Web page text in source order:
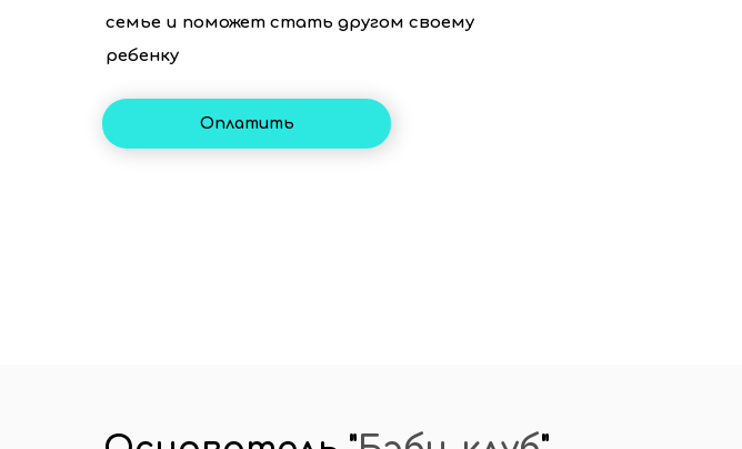
семье и поможет стать другом своему
ребенку
Оплатить